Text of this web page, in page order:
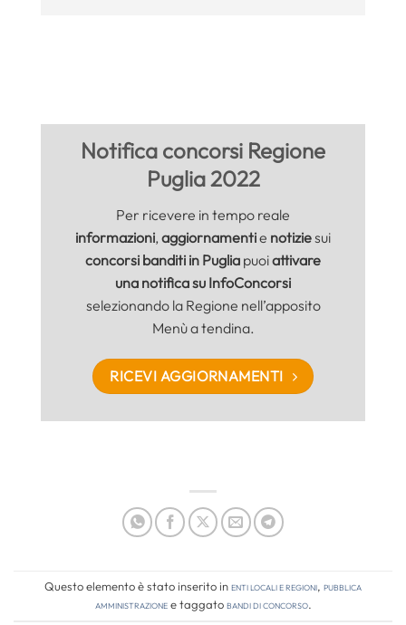
Notifica concorsi Regione
Puglia 2022
Per ricevere in tempo reale
informazioni,aggiornamentie notiziesui
concorsi banditi in Puglia puoiattivare
una notifica su InfoConcorsi
selezionando la Regione nell’apposito
Menù a tendina.
RICEVI AGGIORNAMENTI
Questo elemento è stato inserito inEnti locali e regioni, Pubblica
amministrazionee taggatobandi di concorso.